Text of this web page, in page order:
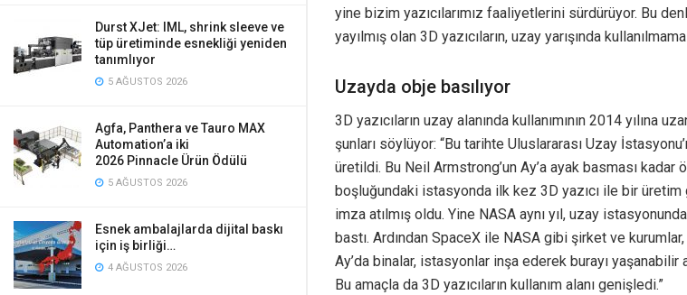
Durst XJet: IML, shrink sleeve ve
tüp üretiminde esnekliği yeniden
tanımlıyor
5 AĞUSTOS 2026
Agfa, Panthera ve Tauro MAX
Automation’a iki
2026 Pinnacle Ürün Ödülü
5 AĞUSTOS 2026
Esnek ambalajlarda dijital baskı
için iş birliği…
4 AĞUSTOS 2026
yine bizim yazıcılarımız faaliyetlerini sürdürüyor. Bu
yayılmış olan 3D yazıcıların, uzay yarışında
Uzayda obje basılıyor
3D yazıcıların uzay alanında kullanımının 2014 yılına
şunları söylüyor: “Bu tarihte Uluslararası Uzay
üretildi. Bu Neil Armstrong’un Ay’a ayak basması kadar
boşluğundaki istasyonda ilk kez 3D yazıcı ile bir
imza atılmış oldu. Yine NASA aynı yıl, uzay
bastı. Ardından SpaceX ile NASA gibi şirket ve
Ay’da binalar, istasyonlar inşa ederek burayı yaşanabilir
Bu amaçla da 3D yazıcıların kullanım alanı genişledi.”